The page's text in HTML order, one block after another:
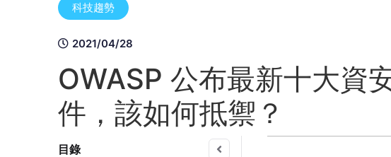
科技趨勢
2021/04/28
OWASP 公布最新十大資
件，該如何抵禦？
目錄